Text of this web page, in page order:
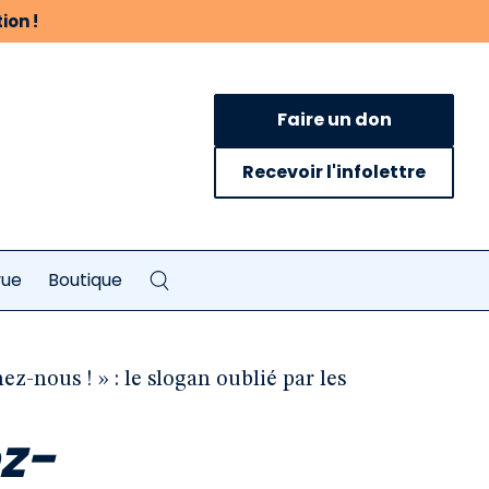
!
Faire un don
Recevoir l'infolettre
Boutique
nous ! » : le slogan oublié par les